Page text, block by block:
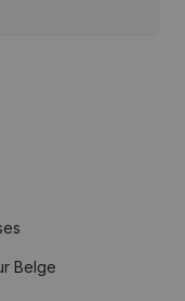
Belge